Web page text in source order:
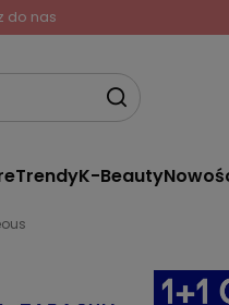
do nas
TrendyK-Beauty